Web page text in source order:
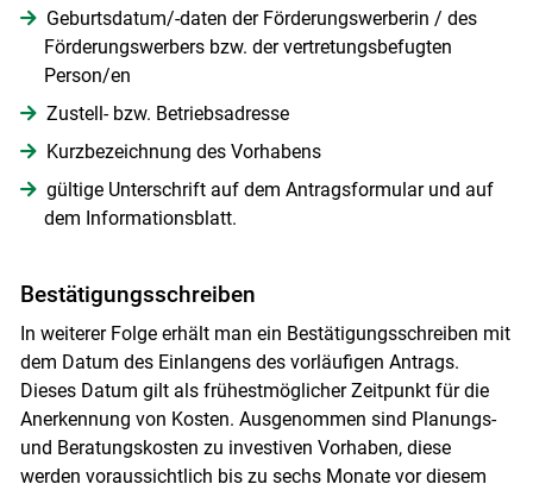
Geburtsdatum/-daten der Förderungswerberin / des
Förderungswerbers bzw. der vertretungsbefugten
Person/en
Zustell- bzw. Betriebsadresse
Kurzbezeichnung des Vorhabens
gültige Unterschrift auf dem Antragsformular und auf
dem Informationsblatt.
Bestätigungsschreiben
In weiterer Folge erhält man ein Bestätigungsschreiben mit
dem Datum des Einlangens des vorläufigen Antrags.
Dieses Datum gilt als frühestmöglicher Zeitpunkt für die
Anerkennung von Kosten. Ausgenommen sind Planungs-
und Beratungskosten zu investiven Vorhaben, diese
werden voraussichtlich bis zu sechs Monate vor diesem